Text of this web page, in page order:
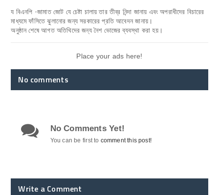
য বিএনপি -জামাত জোট যে চেষ্টা চালায় তার তীব্র নিন্দা জানায় এবং অপরাধীদের বিচারের
মাধ্যমে ফাঁসিতে ঝুলানোর জন্য সরকারের প্রতি আবেদন জানায়।
অনুষ্ঠান শেষে আগত অতিথিদের জন্য নৈশ ভোজের ব্যবস্থা করা হয়।
Place your ads here!
No comments
No Comments Yet!
You can be first to comment this post!
Write a Comment